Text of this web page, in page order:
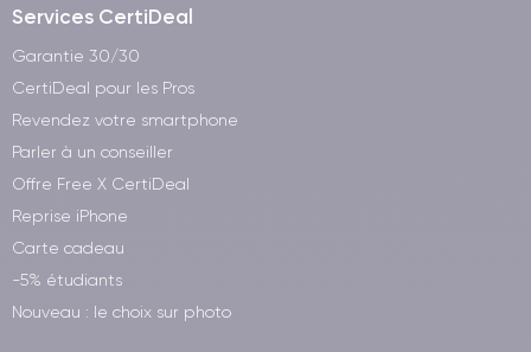
Services CertiDeal
Garantie 30/30
CertiDeal pour les Pros
Revendez votre smartphone
Parler à un conseiller
Offre Free X CertiDeal
Reprise iPhone
Carte cadeau
-5% étudiants
Nouveau : le choix sur photo